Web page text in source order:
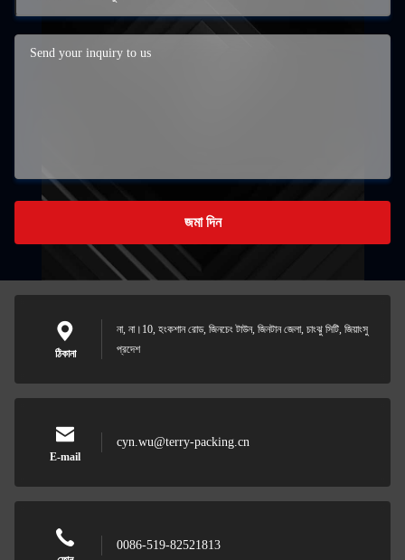
জমা দিন
ঠিকানা
না, না।10, হংকশান রোড, জিনচেং টাউন, জিনটান জেলা, চাংঝু সিটি, জিয়াংসু
প্রদেশ
E-mail
cyn.wu@terry-packing.cn
0086-519-82521813